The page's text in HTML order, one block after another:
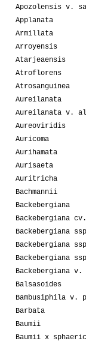
Apozolensis v.
Applanata
Armillata
Arroyensis
Atarjeaensis
Atroflorens
Atrosanguinea
Aureilanata
Aureilanata v.
Aureoviridis
Auricoma
Aurihamata
Aurisaeta
Auritricha
Bachmannii
Backebergiana
Backebergiana
Backebergiana
Backebergiana
Backebergiana
Backebergiana
Balsasoides
Bambusiphila v.
Barbata
Baumii
Baumii x